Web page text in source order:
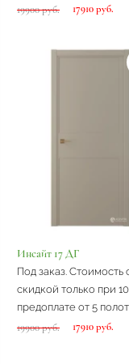
19900 руб. 17910 руб.
Инсайт 17 ДГ
Под заказ. Стоимость
скидкой только при
предоплате от 5
19900 руб. 17910 руб.